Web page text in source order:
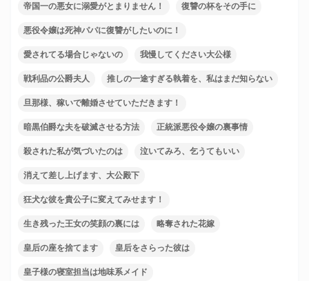
帝国一の悪女に溺愛がとまりません！ 復讐の杯をその手に
悪役令嬢は死神パパに復讐がしたいのに！
愛されてる場合じゃないの 我慢してください大公様
戦利品の公爵夫人 推しの一途すぎる執着を、私はまだ知らない
旦那様、稼いで離婚させていただきます！
暗黒伯爵な夫を破滅させる方法 正統派悪役令嬢の裏事情
殺された私が気づいたのは 泣いてみろ、乞うてもいい
消えて差し上げます、大公殿下
狂犬な彼を貴公子に変えてみせます！
生き残った王女の笑顔の裏には 略奪された花嫁
皇后の座を捨てます 皇后をさらった彼は
皇子様の寝室担当は地味系メイド